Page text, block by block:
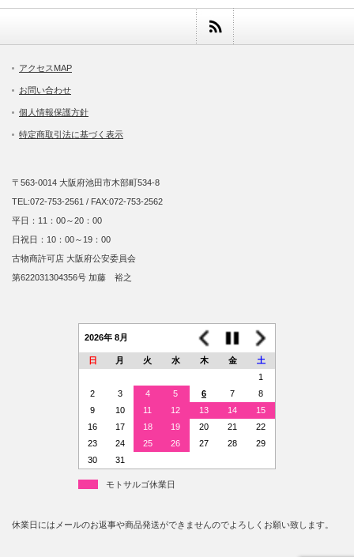
アクセスMAP
お問い合わせ
個人情報保護方針
特定商取引法に基づく表示
〒563-0014 大阪府池田市木部町534-8
TEL:072-753-2561 / FAX:072-753-2562
平日：11：00～20：00
日祝日：10：00～19：00
古物商許可店 大阪府公安委員会
第622031304356号 加藤 裕之
2026年 8月
日 月 火 水 木 金
土
1
2
3 4 5 6 7
8
9
10 11 12 13 14
15
16
17 18 19 20 21
22
23
24 25 26 27 28
29
30
31
モトサルゴ休業日
休業日にはメールのお返事や商品発送ができませんのでよろしくお願い致します。